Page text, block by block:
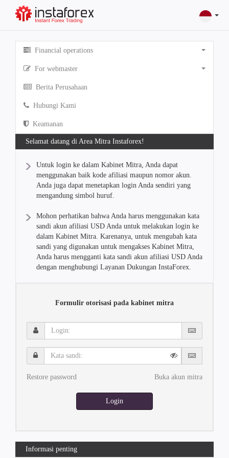
Financial operations
For webmaster
Berita Perusahaan
Hubungi Kami
Keamanan
Selamat datang di Area Mitra Instaforex!
Untuk login ke dalam Kabinet Mitra, Anda dapat
menggunakan baik kode afiliasi maupun nomor akun.
Anda juga dapat menetapkan login Anda sendiri yang
mengandung simbol huruf.
Mohon perhatikan bahwa Anda harus menggunakan kata
sandi akun afiliasi USD Anda untuk melakukan login ke
dalam Kabinet Mitra. Karenanya, untuk mengubah kata
sandi yang digunakan untuk mengakses Kabinet Mitra,
Anda harus mengganti kata sandi akun afiliasi USD Anda
dengan menghubungi Layanan Dukungan InstaForex.
Formulir otorisasi pada kabinet mitra
Login:
Kata
sandi:
Restore password
Buka akun mitra
Login
Informasi penting